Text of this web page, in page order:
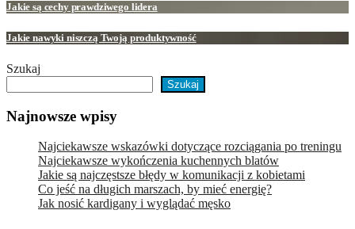
Jakie są cechy prawdziwego lidera
Jakie nawyki niszczą Twoją produktywność
Szukaj
Szukaj
Najnowsze wpisy
Najciekawsze wskazówki dotyczące rozciągania po treningu
Najciekawsze wykończenia kuchennych blatów
Jakie są najczęstsze błędy w komunikacji z kobietami
Co jeść na długich marszach, by mieć energię?
Jak nosić kardigany i wyglądać męsko